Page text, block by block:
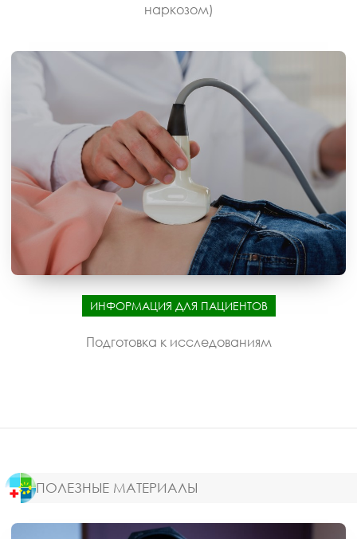
наркозом)
ИНФОРМАЦИЯ ДЛЯ ПАЦИЕНТОВ
Подготовка к исследованиям
ПОЛЕЗНЫЕ МАТЕРИАЛЫ